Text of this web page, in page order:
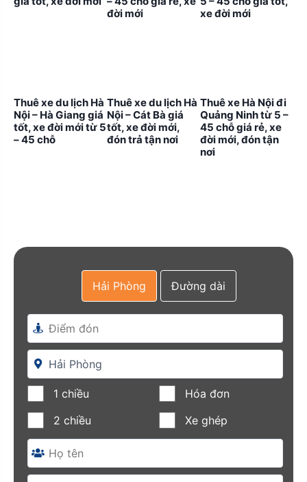
đời mới
xe đời mới
Thuê xe du lịch Hà
Nội – Hà Giang giá
tốt, xe đời mới từ 5
– 45 chỗ
Thuê xe du lịch Hà
Nội – Cát Bà giá
tốt, xe đời mới,
đón trả tận nơi
Thuê xe Hà Nội đi
Quảng Ninh từ 5 –
45 chỗ giá rẻ, xe
đời mới, đón tận
nơi
Hải Phòng Đường dài
1 chiều
2 chiều
Hóa đơn
Xe ghép